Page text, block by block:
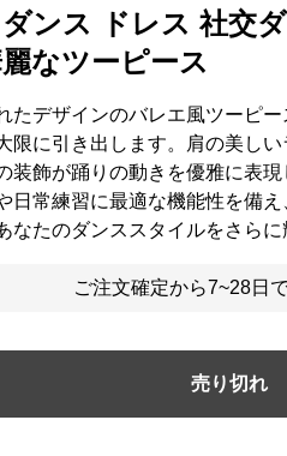
ンス ドレス 社交
なツーピース
たデザインのバレエ風ツーピ
限に引き出します。肩の美し
装飾が踊りの動きを優雅に表現
日常練習に最適な機能性を備
なたのダンススタイルをさらに
ご注文確定から7~28日
売り切れ